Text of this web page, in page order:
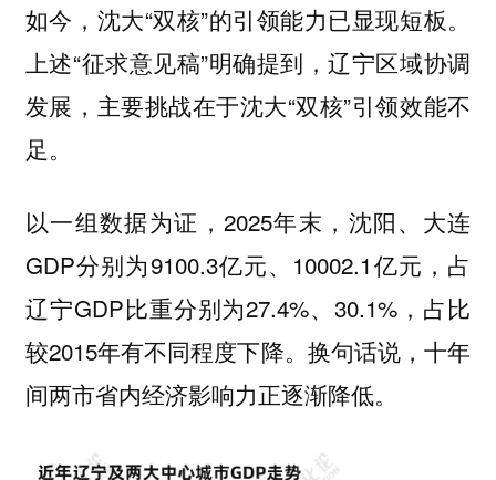
如今，沈大“双核”的引领能力已显现短板。
上述“征求意见稿”明确提到，辽宁区域协调
发展，主要挑战在于沈大“双核”引领效能不
足。
以一组数据为证，2025年末，沈阳、大连
GDP分别为9100.3亿元、10002.1亿元，占
辽宁GDP比重分别为27.4%、30.1%，占比
较2015年有不同程度下降。换句话说，十年
间两市省内经济影响力正逐渐降低。